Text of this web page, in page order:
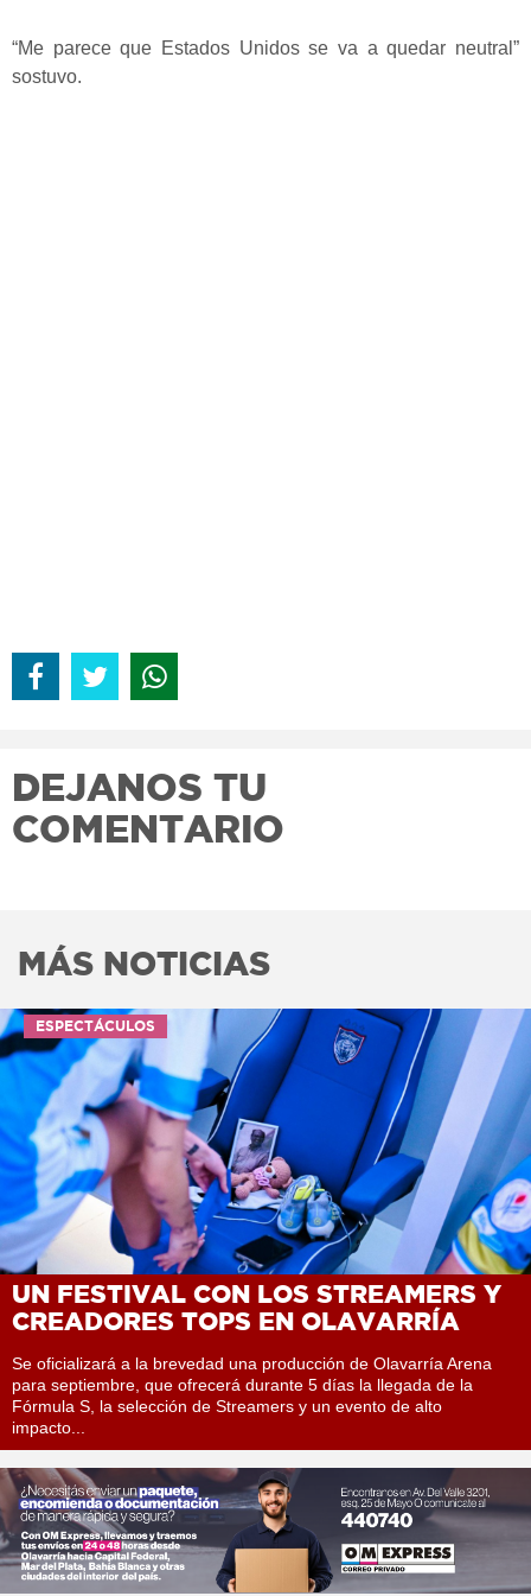
“Me parece que Estados Unidos se va a quedar neutral”
sostuvo.
DEJANOS TU
COMENTARIO
MÁS NOTICIAS
ESPECTÁCULOS
UN FESTIVAL CON LOS STREAMERS Y
CREADORES TOPS EN OLAVARRÍA
Se oficializará a la brevedad una producción de Olavarría Arena
para septiembre, que ofrecerá durante 5 días la llegada de la
Fórmula S, la selección de Streamers y un evento de alto
impacto...